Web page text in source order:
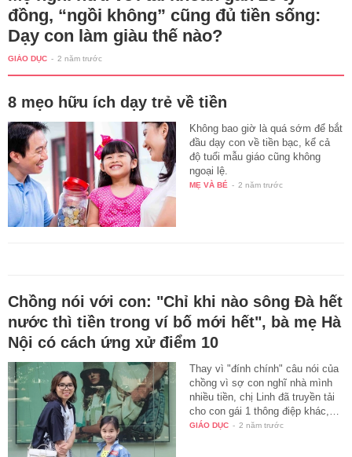
đồng, “ngồi không” cũng đủ tiền sống:
Dạy con làm giàu thế nào?
GIÁO DỤC - 2 năm trước
8 mẹo hữu ích dạy trẻ về tiền
Không bao giờ là quá sớm để bắt
đầu dạy con về tiền bạc, kể cả
độ tuổi mẫu giáo cũng không
ngoại lệ.
MẸ VÀ BÉ - 2 năm trước
Chồng nói với con: "Chỉ khi nào sông Đà hết
nước thì tiền trong ví bố mới hết", bà mẹ Hà
Nội có cách ứng xử điểm 10
Thay vì "đính chính" câu nói của
chồng vì sợ con nghĩ nhà mình
nhiều tiền, chị Linh đã truyền tải
cho con gái 1 thông điệp khác,…
GIÁO DỤC - 2 năm trước